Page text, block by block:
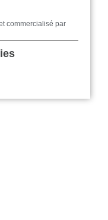
commercialisé par